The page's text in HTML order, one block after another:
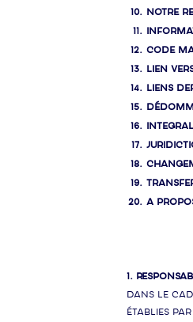
NOTRE
CODE
LIEN
LIENS
A
1.
Dans le
établies par